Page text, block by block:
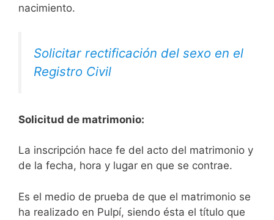
nacimiento.
Solicitar rectificación del sexo en el
Registro Civil
Solicitud de matrimonio:
La inscripción hace fe del acto del matrimonio y
de la fecha, hora y lugar en que se contrae.
Es el medio de prueba de que el matrimonio se
ha realizado en Pulpí, siendo ésta el título que